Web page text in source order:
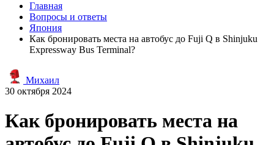
Главная
Вопросы и ответы
Япония
Как бронировать места на автобус до Fuji Q в Shinjuku
Expressway Bus Terminal?
Михаил
30 октября 2024
Как бронировать места на